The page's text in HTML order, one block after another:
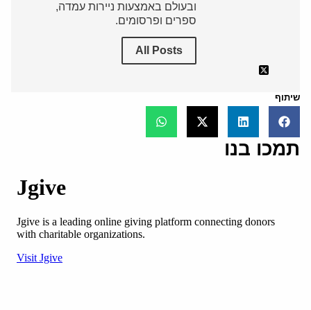
ובעולם באמצעות ניירות עמדה,
ספרים ופרסומים.
All Posts
שיתוף
תמכו בנו